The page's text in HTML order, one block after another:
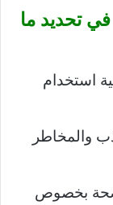
في تحديد ما
استخدام
والمخاطر
بخصوص